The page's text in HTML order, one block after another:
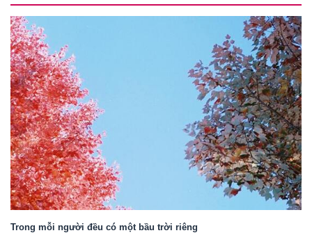
Trong mỗi người đều có một bầu trời riêng